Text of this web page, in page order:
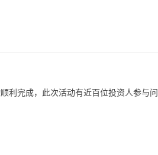
利完成，此次活动有近百位投资人参与